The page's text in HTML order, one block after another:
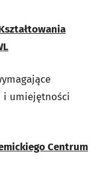
i umiejętności
Centrum